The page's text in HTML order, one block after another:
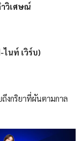
วิเศษณ์
ไนท์ เวิร์บ)
งกริยาที่ผันตามกาล